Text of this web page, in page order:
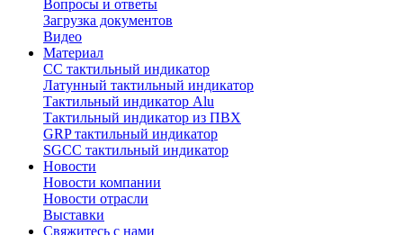
Вопросы и ответы
Загрузка документов
Видео
Материал
СС тактильный индикатор
Латунный тактильный индикатор
Тактильный индикатор Alu
Тактильный индикатор из ПВХ
GRP тактильный индикатор
SGCC тактильный индикатор
Новости
Новости компании
Новости отрасли
Выставки
Свяжитесь с нами